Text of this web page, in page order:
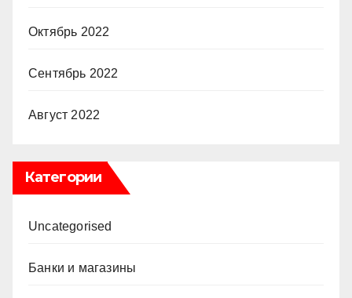
Октябрь 2022
Сентябрь 2022
Август 2022
Категории
Uncategorised
Банки и магазины